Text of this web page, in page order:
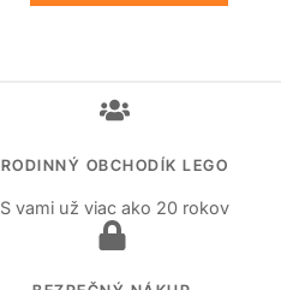
RODINNÝ OBCHODÍK LEGO
S vami už viac ako 20 rokov